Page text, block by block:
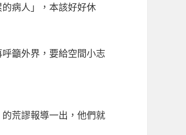
病人」，本該好好休
籲外界，要給空間小志
荒謬報導一出，他們就